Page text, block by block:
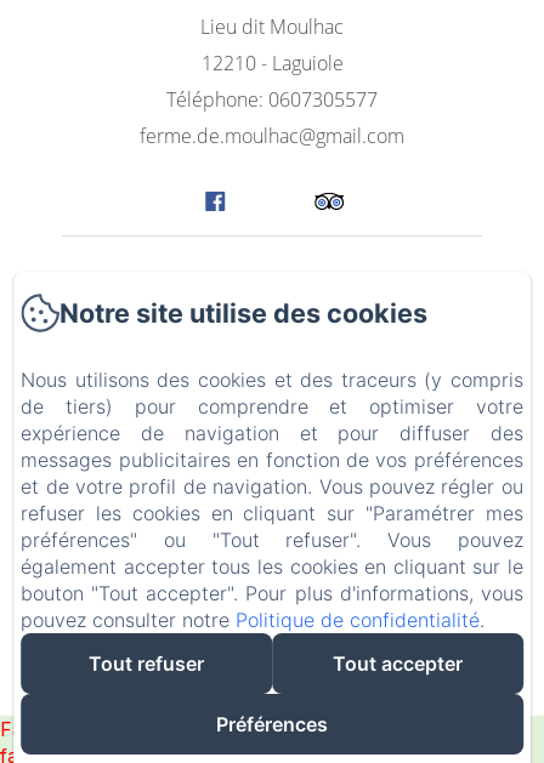
Lieu dit Moulhac
12210 - Laguiole
Téléphone: 0607305577
ferme.de.moulhac@gmail.com
Le Gîte Aubrac Bien-être
Autour de la ferme
Contact
EN FR
Créé par Amenitiz
Failed to load BookingEngine/index: Loading chunk 1322
failed. (missing:
Notre site utilise des cookies
Nous utilisons des cookies et des traceurs (y compris
de tiers) pour comprendre et optimiser votre
expérience de navigation et pour diffuser des
messages publicitaires en fonction de vos préférences
et de votre profil de navigation. Vous pouvez régler ou
refuser les cookies en cliquant sur "Paramétrer mes
préférences" ou "Tout refuser". Vous pouvez
également accepter tous les cookies en cliquant sur le
bouton "Tout accepter". Pour plus d'informations, vous
pouvez consulter notre Politique de confidentialité.
Tout refuser
Tout accepter
Préférences